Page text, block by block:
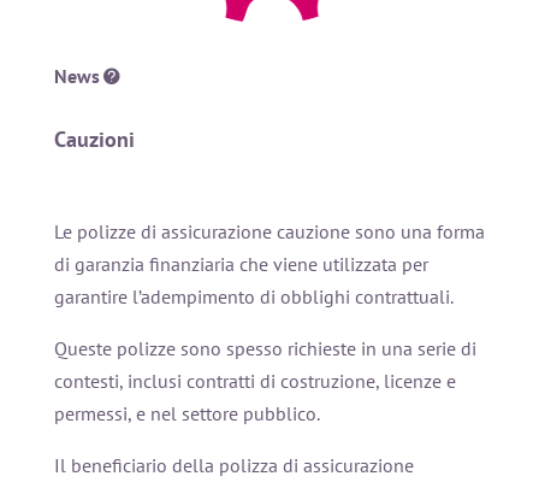
News
Cauzioni
Le polizze di assicurazione cauzione sono una forma
di garanzia finanziaria che viene utilizzata per
garantire l’adempimento di obblighi contrattuali.
Queste polizze sono spesso richieste in una serie di
contesti, inclusi contratti di costruzione, licenze e
permessi, e nel settore pubblico.
Il beneficiario della polizza di assicurazione